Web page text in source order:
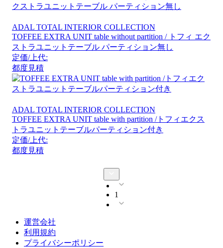
ADAL TOTAL INTERIOR COLLECTION
TOFFEE EXTRA UNIT table without partition / トフィ エク
ストラユニットテーブル パーティション無し
定価/上代:
都度見積
ADAL TOTAL INTERIOR COLLECTION
TOFFEE EXTRA UNIT table with partition /トフィエクス
トラユニットテーブルパーティション付き
定価/上代:
都度見積
1
運営会社
利用規約
プライバシーポリシー